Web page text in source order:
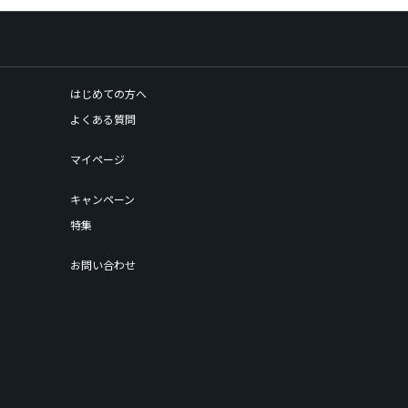
はじめての方へ
よくある質問
マイページ
キャンペーン
特集
お問い合わせ